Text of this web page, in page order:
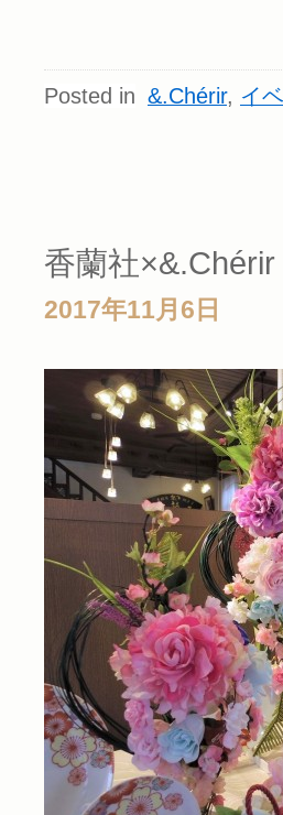
Posted in &.Chérir, イ
香蘭社
2017年11月6日